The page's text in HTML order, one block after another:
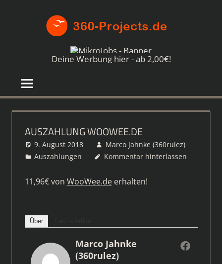
Seiten
im
Netz
Deine Werbung hier - ab 2,00€!
AUSZAHLUNG WOOWEE.DE
9. August 2018
Marco Jahnke (360rulez)
Auszahlungen
Kommentar hinterlassen
11,96€ von WooWee.deerhalten!
Über
Marco Jahnke
(360rulez)